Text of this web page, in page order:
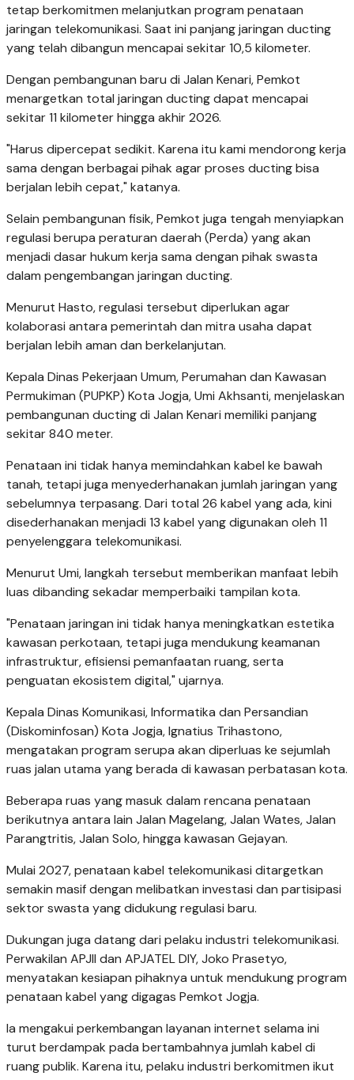
tetap berkomitmen melanjutkan program penataan
jaringan telekomunikasi. Saat ini panjang jaringan ducting
yang telah dibangun mencapai sekitar 10,5 kilometer.
Dengan pembangunan baru di Jalan Kenari, Pemkot
menargetkan total jaringan ducting dapat mencapai
sekitar 11 kilometer hingga akhir 2026.
"Harus dipercepat sedikit. Karena itu kami mendorong kerja
sama dengan berbagai pihak agar proses ducting bisa
berjalan lebih cepat," katanya.
Selain pembangunan fisik, Pemkot juga tengah menyiapkan
regulasi berupa peraturan daerah (Perda) yang akan
menjadi dasar hukum kerja sama dengan pihak swasta
dalam pengembangan jaringan ducting.
Menurut Hasto, regulasi tersebut diperlukan agar
kolaborasi antara pemerintah dan mitra usaha dapat
berjalan lebih aman dan berkelanjutan.
Kepala Dinas Pekerjaan Umum, Perumahan dan Kawasan
Permukiman (PUPKP) Kota Jogja, Umi Akhsanti, menjelaskan
pembangunan ducting di Jalan Kenari memiliki panjang
sekitar 840 meter.
Penataan ini tidak hanya memindahkan kabel ke bawah
tanah, tetapi juga menyederhanakan jumlah jaringan yang
sebelumnya terpasang. Dari total 26 kabel yang ada, kini
disederhanakan menjadi 13 kabel yang digunakan oleh 11
penyelenggara telekomunikasi.
Menurut Umi, langkah tersebut memberikan manfaat lebih
luas dibanding sekadar memperbaiki tampilan kota.
"Penataan jaringan ini tidak hanya meningkatkan estetika
kawasan perkotaan, tetapi juga mendukung keamanan
infrastruktur, efisiensi pemanfaatan ruang, serta
penguatan ekosistem digital," ujarnya.
Kepala Dinas Komunikasi, Informatika dan Persandian
(Diskominfosan) Kota Jogja, Ignatius Trihastono,
mengatakan program serupa akan diperluas ke sejumlah
ruas jalan utama yang berada di kawasan perbatasan kota.
Beberapa ruas yang masuk dalam rencana penataan
berikutnya antara lain Jalan Magelang, Jalan Wates, Jalan
Parangtritis, Jalan Solo, hingga kawasan Gejayan.
Mulai 2027, penataan kabel telekomunikasi ditargetkan
semakin masif dengan melibatkan investasi dan partisipasi
sektor swasta yang didukung regulasi baru.
Dukungan juga datang dari pelaku industri telekomunikasi.
Perwakilan APJII dan APJATEL DIY, Joko Prasetyo,
menyatakan kesiapan pihaknya untuk mendukung program
penataan kabel yang digagas Pemkot Jogja.
Ia mengakui perkembangan layanan internet selama ini
turut berdampak pada bertambahnya jumlah kabel di
ruang publik. Karena itu, pelaku industri berkomitmen ikut